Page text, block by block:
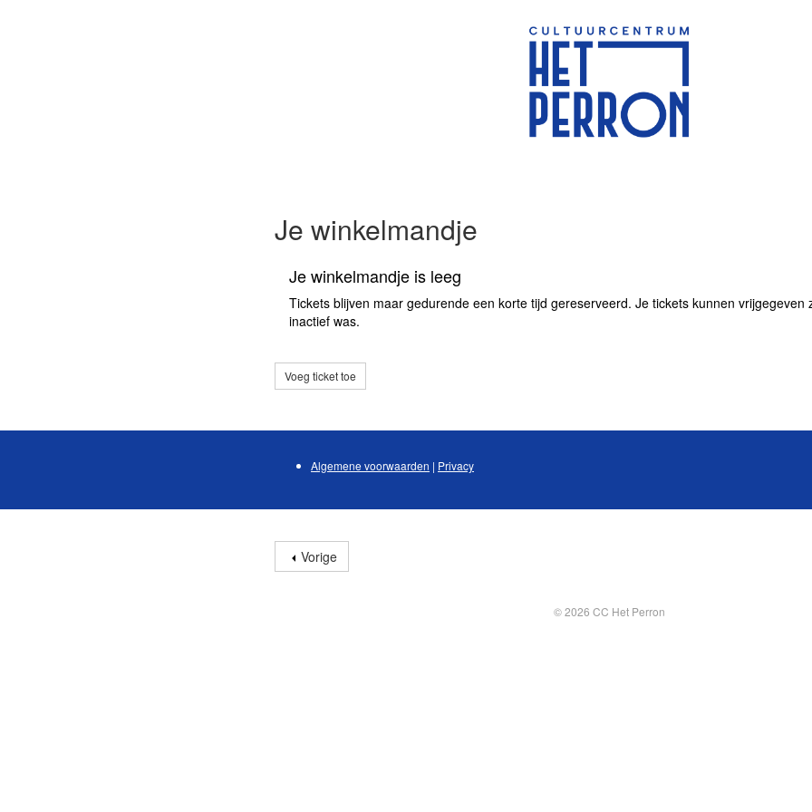
Je winkelmandje
Je winkelmandje is leeg
Tickets blijven maar gedurende een korte tijd gereserveerd. Je tickets kunnen vrijgegeven
inactief was.
Voeg ticket toe
Algemene voorwaarden | Privacy
Vorige
© 2026 CC Het Perron